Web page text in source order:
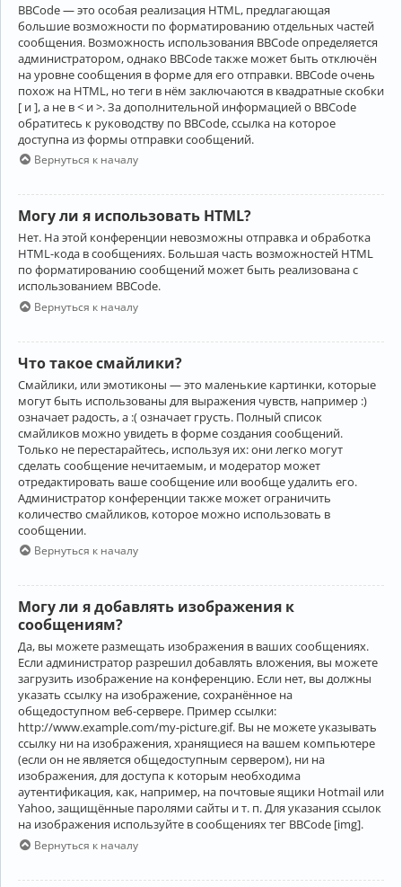
BBCode — это особая реализация HTML, предлагающая
большие возможности по форматированию отдельных частей
сообщения. Возможность использования BBCode определяется
администратором, однако BBCode также может быть отключён
на уровне сообщения в форме для его отправки. BBCode очень
похож на HTML, но теги в нём заключаются в квадратные скобки
[ и ], а не в < и >. За дополнительной информацией о BBCode
обратитесь к руководству по BBCode, ссылка на которое
доступна из формы отправки сообщений.
Вернуться к началу
Могу ли я использовать HTML?
Нет. На этой конференции невозможны отправка и обработка
HTML-кода в сообщениях. Большая часть возможностей HTML
по форматированию сообщений может быть реализована с
использованием BBCode.
Вернуться к началу
Что такое смайлики?
Смайлики, или эмотиконы — это маленькие картинки, которые
могут быть использованы для выражения чувств, например :)
означает радость, а :( означает грусть. Полный список
смайликов можно увидеть в форме создания сообщений.
Только не перестарайтесь, используя их: они легко могут
сделать сообщение нечитаемым, и модератор может
отредактировать ваше сообщение или вообще удалить его.
Администратор конференции также может ограничить
количество смайликов, которое можно использовать в
сообщении.
Вернуться к началу
Могу ли я добавлять изображения к
сообщениям?
Да, вы можете размещать изображения в ваших сообщениях.
Если администратор разрешил добавлять вложения, вы можете
загрузить изображение на конференцию. Если нет, вы должны
указать ссылку на изображение, сохранённое на
общедоступном веб-сервере. Пример ссылки:
http://www.example.com/my-picture.gif. Вы не можете указывать
ссылку ни на изображения, хранящиеся на вашем компьютере
(если он не является общедоступным сервером), ни на
изображения, для доступа к которым необходима
аутентификация, как, например, на почтовые ящики Hotmail или
Yahoo, защищённые паролями сайты и т. п. Для указания ссылок
на изображения используйте в сообщениях тег BBCode [img].
Вернуться к началу